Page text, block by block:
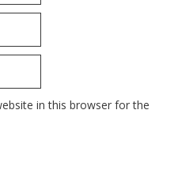
in this browser for the